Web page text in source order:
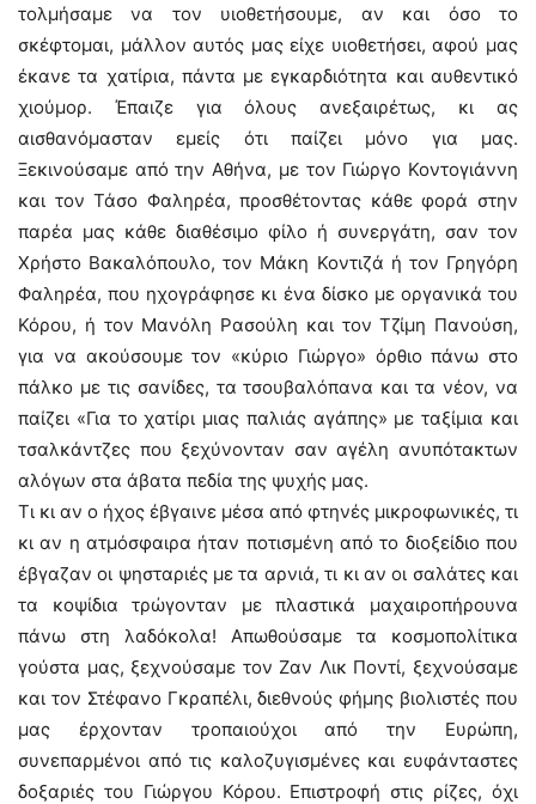
τολμήσαμε να τον υιοθετήσουμε, αν και όσο το
σκέφτομαι, μάλλον αυτός μας είχε υιοθετήσει, αφού μας
έκανε τα χατίρια, πάντα με εγκαρδιότητα και αυθεντικό
χιούμορ. Έπαιζε για όλους ανεξαιρέτως, κι ας
αισθανόμασταν εμείς ότι παίζει μόνο για μας.
Ξεκινούσαμε από την Αθήνα, με τον Γιώργο Κοντογιάννη
και τον Τάσο Φαληρέα, προσθέτοντας κάθε φορά στην
παρέα μας κάθε διαθέσιμο φίλο ή συνεργάτη, σαν τον
Χρήστο Βακαλόπουλο, τον Μάκη Κοντιζά ή τον Γρηγόρη
Φαληρέα, που ηχογράφησε κι ένα δίσκο με οργανικά του
Κόρου, ή τον Μανόλη Ρασούλη και τον Τζίμη Πανούση,
για να ακούσουμε τον «κύριο Γιώργο» όρθιο πάνω στο
πάλκο με τις σανίδες, τα τσουβαλόπανα και τα νέον, να
παίζει «Για το χατίρι μιας παλιάς αγάπης» με ταξίμια και
τσαλκάντζες που ξεχύνονταν σαν αγέλη ανυπότακτων
αλόγων στα άβατα πεδία της ψυχής μας.
Τι κι αν ο ήχος έβγαινε μέσα από φτηνές μικροφωνικές, τι
κι αν η ατμόσφαιρα ήταν ποτισμένη από το διοξείδιο που
έβγαζαν οι ψησταριές με τα αρνιά, τι κι αν οι σαλάτες και
τα κοψίδια τρώγονταν με πλαστικά μαχαιροπήρουνα
πάνω στη λαδόκολα! Απωθούσαμε τα κοσμοπολίτικα
γούστα μας, ξεχνούσαμε τον Ζαν Λικ Ποντί, ξεχνούσαμε
και τον Στέφανο Γκραπέλι, διεθνούς φήμης βιολιστές που
μας έρχονταν τροπαιούχοι από την Ευρώπη,
συνεπαρμένοι από τις καλοζυγισμένες και ευφάνταστες
δοξαριές του Γιώργου Κόρου. Επιστροφή στις ρίζες, όχι